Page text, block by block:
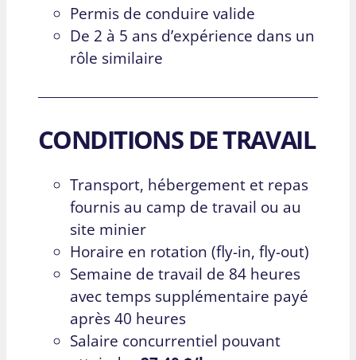
Permis de conduire valide
De 2 à 5 ans d’expérience dans un
rôle similaire
CONDITIONS DE TRAVAIL
Transport, hébergement et repas
fournis au camp de travail ou au
site minier
Horaire en rotation (fly-in, fly-out)
Semaine de travail de 84 heures
avec temps supplémentaire payé
après 40 heures
Salaire concurrentiel pouvant